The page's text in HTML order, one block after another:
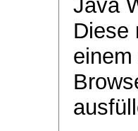
Java
Diese